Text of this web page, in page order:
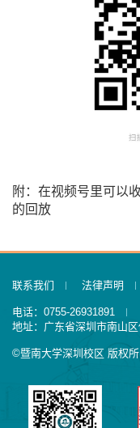
附：在视频号里可以
的回放
联系我们 法律声明
电话：0755-26931891
地址：广东省深圳市南山区
©暨南大学深圳校区 版权所